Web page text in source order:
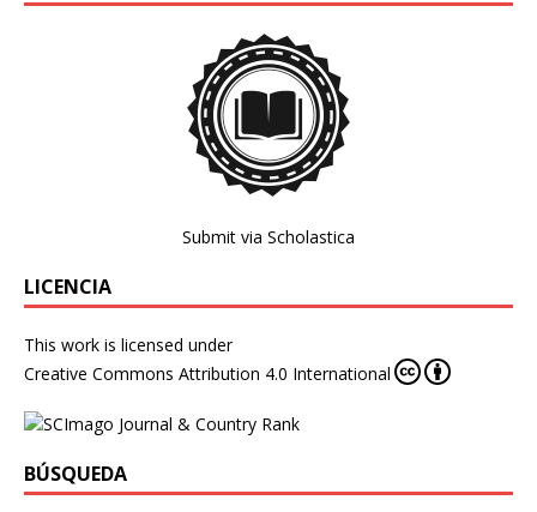
Submit via Scholastica
LICENCIA
This work is licensed under
Creative Commons Attribution 4.0 International
BÚSQUEDA